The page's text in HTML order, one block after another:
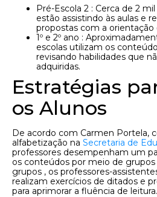
Pré-Escola 2 : Cerca de 2
estão assistindo às aulas e
propostas com a orientação
1º e 2º ano :
escolas utilizam os
revisando habilidades que
adquiridas.
Estratégias
os Alunos
De acordo com Carmen Portela,
alfabetização na Secretaria de
professores desempenham um
os conteúdos por meio de
grupos , os professores-
realizam exercícios de ditados e
para aprimorar a fluência de leitura.